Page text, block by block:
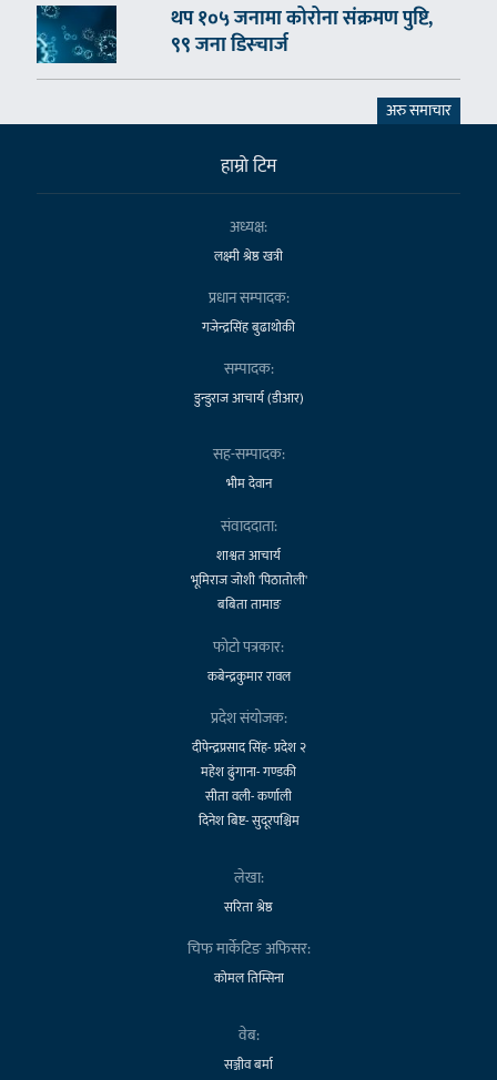
थप १०५ जनामा कोरोना संक्रमण पुष्टि,
९९ जना डिस्चार्ज
अरु समाचार
हाम्राे टिम
अध्यक्ष:
लक्ष्मी श्रेष्ठ खत्री
प्रधान सम्पादक:
गजेन्द्रसिंह बुढाथोकी
सम्पादक:
डुन्डुराज आचार्य (डीआर)
सह-सम्पादक:
भीम देवान
संवाददाता:
शाश्वत आचार्य
भूमिराज जोशी 'पिठातोली'
बबिता तामाङ
फोटो पत्रकार:
कबेन्द्रकुमार रावल
प्रदेश संयोजक:
दीपेन्द्रप्रसाद सिंह- प्रदेश २
महेश ढुंगाना- गण्डकी
सीता वली- कर्णाली
दिनेश बिष्ट- सुदूरपश्चिम
लेखा:
सरिता श्रेष्ठ
चिफ मार्केटिङ अफिसर:
कोमल तिम्सिना
वेब:
सञ्जीव बर्मा